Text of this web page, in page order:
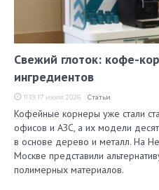
Свежий глоток: кофе-
ингредиентов
11:19, 17 июля 2026 Статьи
Кофейные корнеры уже стали
офисов и АЗС, а их модели
в основе дерево и металл. На
Москве представили
полимерных материалов.